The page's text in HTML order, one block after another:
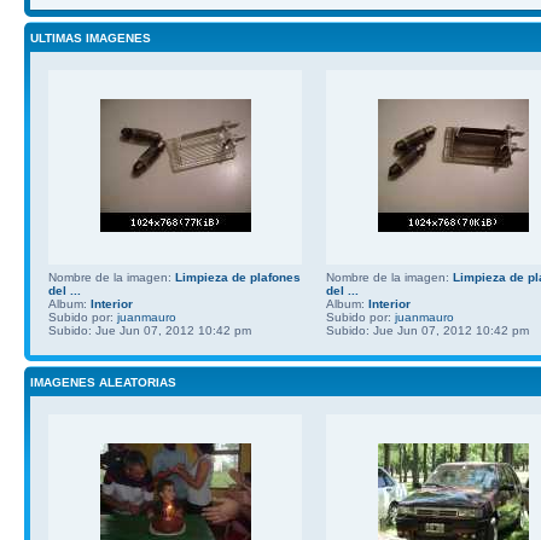
ULTIMAS IMAGENES
Nombre de la imagen: Limpieza de plafones
del ...
Album: Interior
Subido por: juanmauro
Subido: Jue Jun 07, 2012 10:42 pm
Nombre de la imagen: Limpieza de
del ...
Album: Interior
Subido por: juanmauro
Subido: Jue Jun 07, 2012 10:42 pm
IMAGENES ALEATORIAS